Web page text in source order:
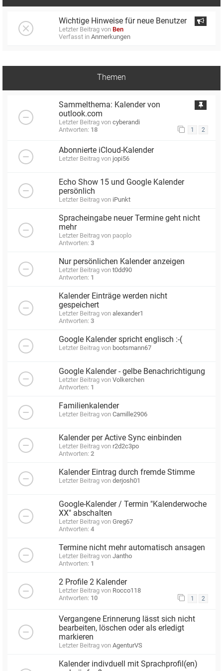
Wichtige Hinweise für neue Benutzer
Letzter Beitrag von Ben
Verfasst in Anmerkungen
Themen
Sammelthema: Kalender von
outlook.com
Letzter Beitrag von cyberandi
Antworten: 18 1 2
Abonnierte iCloud-Kalender
Letzter Beitrag von jopi56
Echo Show 15 und Google Kalender
persönlich
Letzter Beitrag von iPunkt
Spracheingabe neuer Termine geht nicht
mehr
Letzter Beitrag von paoplo
Antworten: 3
Nur persönlichen Kalender anzeigen
Letzter Beitrag von t0dd90
Antworten: 1
Kalender Einträge werden nicht
gespeichert
Letzter Beitrag von alexander1
Antworten: 3
Google Kalender spricht englisch :-(
Letzter Beitrag von bootsmann67
Google Kalender - gelbe Benachrichtigung
Letzter Beitrag von Volkerchen
Antworten: 1
Familienkalender
Letzter Beitrag von Camille2906
Kalender per Active Sync einbinden
Letzter Beitrag von r2d2c3po
Antworten: 2
Kalender Eintrag durch fremde Stimme
Letzter Beitrag von derjosh01
Google-Kalender / Termin "Kalenderwoche
XX" abschalten
Letzter Beitrag von Greg67
Antworten: 4
Termine nicht mehr automatisch ansagen
Letzter Beitrag von Jantho
Antworten: 1
2 Profile 2 Kalender
Letzter Beitrag von Rocco118
Antworten: 10 1 2
Vergangene Erinnerung lässt sich nicht
bearbeiten, löschen oder als erledigt
markieren
Letzter Beitrag von AgenturVS
Kalender indivduell mit Sprachprofil(en)